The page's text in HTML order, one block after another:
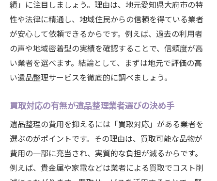
績」に注目しましょう。理由は、地元愛知県大府市の特
性や法律に精通し、地域住民からの信頼を得ている業者
が安心して依頼できるからです。例えば、過去の利用者
の声や地域密着型の実績を確認することで、信頼度が高
い業者を選べます。結論として、まずは地元で評価の高
い遺品整理サービスを徹底的に調べましょう。
買取対応の有無が遺品整理業者選びの決め手
遺品整理の費用を抑えるには「買取対応」がある業者を
選ぶのがポイントです。その理由は、買取可能な品物が
費用の一部に充当され、実質的な負担が減るからです。
例えば、貴金属や家電などは業者による買取でコスト削